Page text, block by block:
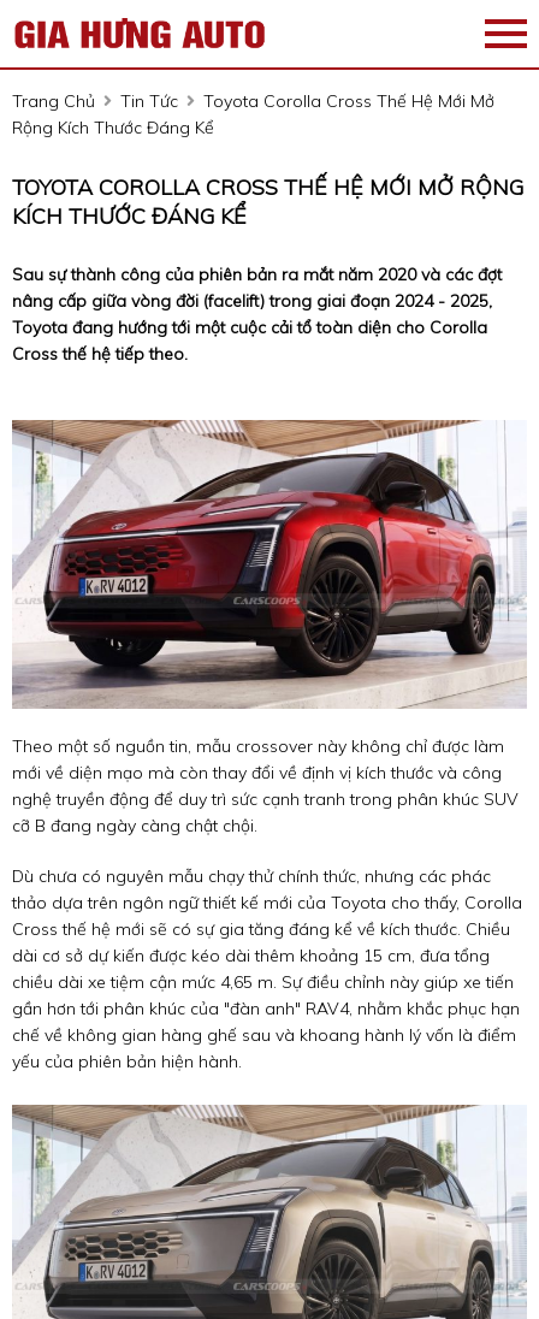
Trang Chủ Tin Tức
Toyota Corolla Cross Thế Hệ Mới Mở
Rộng Kích Thước Đáng Kể
TOYOTA COROLLA CROSS THẾ HỆ MỚI MỞ RỘNG
KÍCH THƯỚC ĐÁNG KỂ
Sau sự thành công của phiên bản ra mắt năm 2020 và các đợt
nâng cấp giữa vòng đời (facelift) trong giai đoạn 2024 - 2025,
Toyota đang hướng tới một cuộc cải tổ toàn diện cho Corolla
Cross thế hệ tiếp theo.
Theo một số nguồn tin, mẫu crossover này không chỉ được làm
mới về diện mạo mà còn thay đổi về định vị kích thước và công
nghệ truyền động để duy trì sức cạnh tranh trong phân khúc SUV
cỡ B đang ngày càng chật chội.
Dù chưa có nguyên mẫu chạy thử chính thức, nhưng các phác
thảo dựa trên ngôn ngữ thiết kế mới của Toyota cho thấy, Corolla
Cross thế hệ mới sẽ có sự gia tăng đáng kể về kích thước. Chiều
dài cơ sở dự kiến được kéo dài thêm khoảng 15 cm, đưa tổng
chiều dài xe tiệm cận mức 4,65 m. Sự điều chỉnh này giúp xe tiến
gần hơn tới phân khúc của "đàn anh" RAV4, nhằm khắc phục hạn
chế về không gian hàng ghế sau và khoang hành lý vốn là điểm
yếu của phiên bản hiện hành.